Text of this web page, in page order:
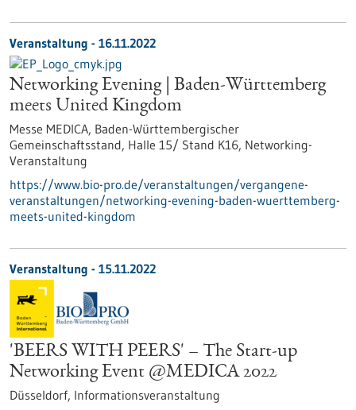
Veranstaltung - 16.11.2022
Networking Evening | Baden-Württemberg
meets United Kingdom
Messe MEDICA, Baden-Württembergischer
Gemeinschaftsstand, Halle 15/ Stand K16, Networking-
Veranstaltung
https://www.bio-pro.de/veranstaltungen/vergangene-
veranstaltungen/networking-evening-baden-wuerttemberg-
meets-united-kingdom
Veranstaltung - 15.11.2022
'BEERS WITH PEERS' – The Start-up
Networking Event @MEDICA 2022
Düsseldorf, Informationsveranstaltung